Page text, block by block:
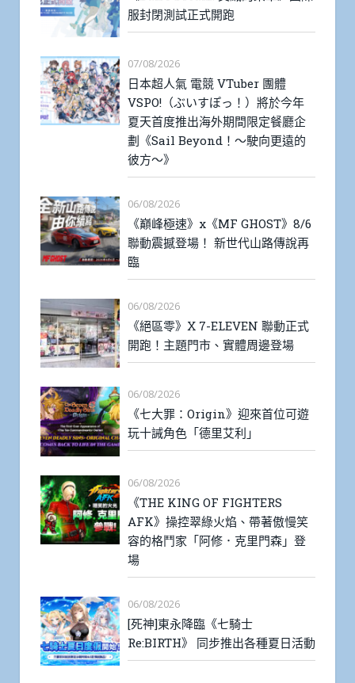
服封閉測試正式開跑
07/08/2026
日本超人氣 電競 VTuber 團體
VSPO!（ぶいすぽっ！）將於今年
夏天首度推出海外期間限定餐廳企
劃《Sail Beyond！～駛向更遠的
彼方～》
06/08/2026
《巔峰極速》x《MF GHOST》8/6
聯動震撼登場！ 新世代山路傳說再
臨
06/08/2026
《絕區零》X 7-ELEVEN 聯動正式
開跑！主題門市、實體周邊登場
06/08/2026
《七大罪：Origin》迎來首位可遊
玩十誡角色「德里艾利」
06/08/2026
《THE KING OF FIGHTERS
AFK》操控翠綠火焰、帶著傲慢笑
容的格鬥家「阿修．克里門森」登
場
06/08/2026
[死神]東永降臨《七騎士
Re:BIRTH》 同步推出各種夏日活動